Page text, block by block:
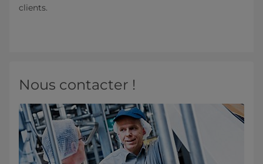
clients.
Nous contacter !